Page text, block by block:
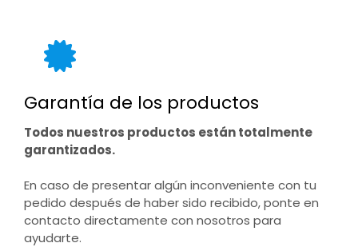
Garantía de los productos
Todos nuestros productos están totalmente
garantizados.
En caso de presentar algún inconveniente con tu
pedido después de haber sido recibido, ponte en
contacto directamente con nosotros para
ayudarte.